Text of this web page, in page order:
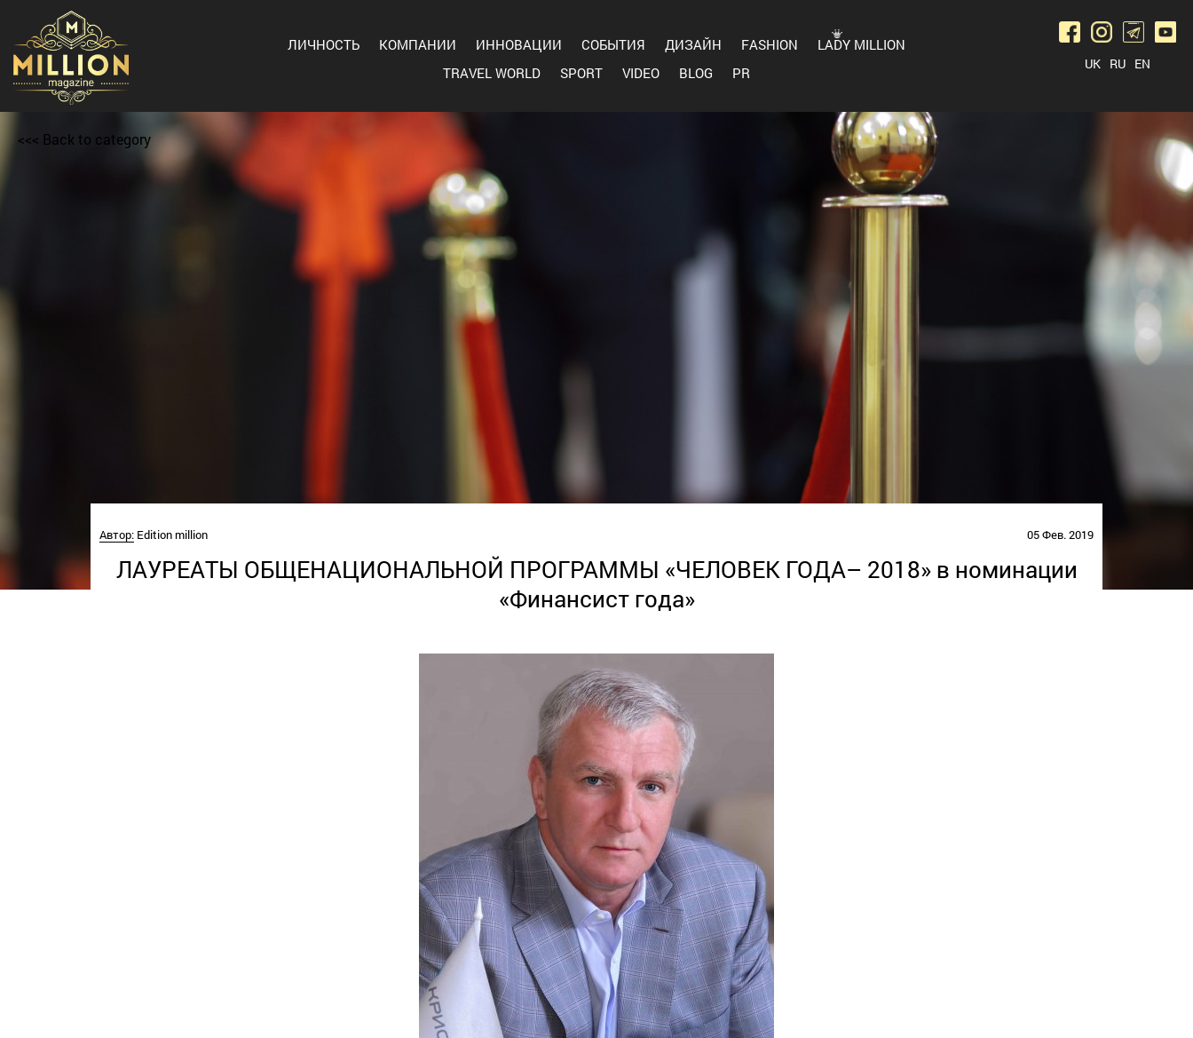
ЛИЧНОСТЬ КОМПАНИИ ИННОВАЦИИ СОБЫТИЯ ДИЗАЙН FASHION
LADY MILLION
TRAVEL WORLD
SPORT VIDEO BLOG PR
UK RU EN
<<< Back to category
Автор: Edition million 05 Фев. 2019
ЛАУРЕАТЫ ОБЩЕНАЦИОНАЛЬНОЙ ПРОГРАММЫ «ЧЕЛОВЕК ГОДА– 2018» в номинации
«Финансист года»